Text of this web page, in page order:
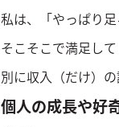
私は、「やっぱり
そこそこで満足し
別に収入（だけ）
個人の成長や好